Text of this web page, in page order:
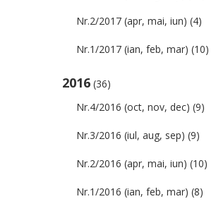
Nr.2/2017 (apr, mai, iun) (4)
Nr.1/2017 (ian, feb, mar) (10)
2016 (36)
Nr.4/2016 (oct, nov, dec) (9)
Nr.3/2016 (iul, aug, sep) (9)
Nr.2/2016 (apr, mai, iun) (10)
Nr.1/2016 (ian, feb, mar) (8)